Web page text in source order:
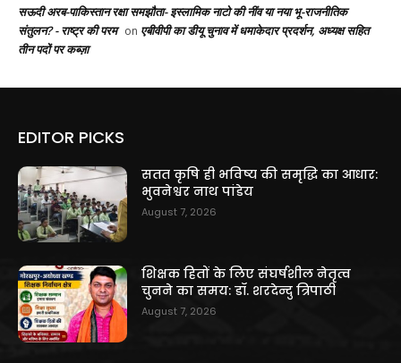
सऊदी अरब-पाकिस्तान रक्षा समझौता- इस्लामिक नाटो की नींव या नया भू-राजनीतिक
संतुलन? - राष्ट्र की परम on एबीवीपी का डीयू चुनाव में धमाकेदार प्रदर्शन, अध्यक्ष सहित
तीन पदों पर कब्ज़ा
EDITOR PICKS
सतत कृषि ही भविष्य की समृद्धि का आधार:
भुवनेश्वर नाथ पांडेय
August 7, 2026
शिक्षक हितों के लिए संघर्षशील नेतृत्व
चुनने का समय: डॉ. शरदेन्दु त्रिपाठी
August 7, 2026